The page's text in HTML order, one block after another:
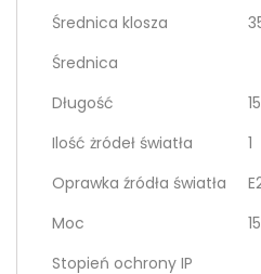
Średnica klosza
Średnica
Długość
Ilość żródeł światła
1
Oprawka źródła światła
Moc
Stopień ochrony IP